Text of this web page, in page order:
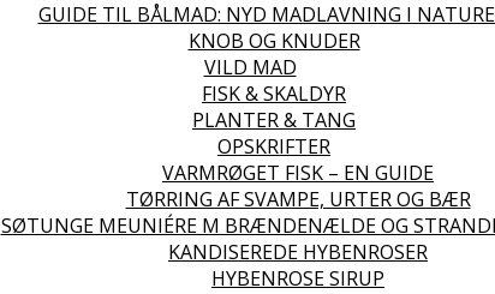
GUIDE TIL BÅLMAD: NYD MADLAVNING I
KNOB OG KNUDER
VILD MAD
FISK & SKALDYR
PLANTER & TANG
OPSKRIFTER
VARMRØGET FISK – EN GUIDE
TØRRING AF SVAMPE, URTER OG BÆR
SØTUNGE MEUNIÉRE M BRÆNDENÆLDE OG
KANDISEREDE HYBENROSER
HYBENROSE SIRUP